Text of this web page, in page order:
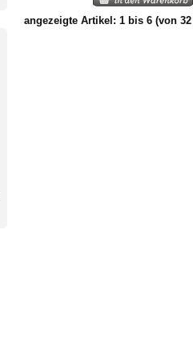
angezeigte Artikel: 1 bis 6 (von 32